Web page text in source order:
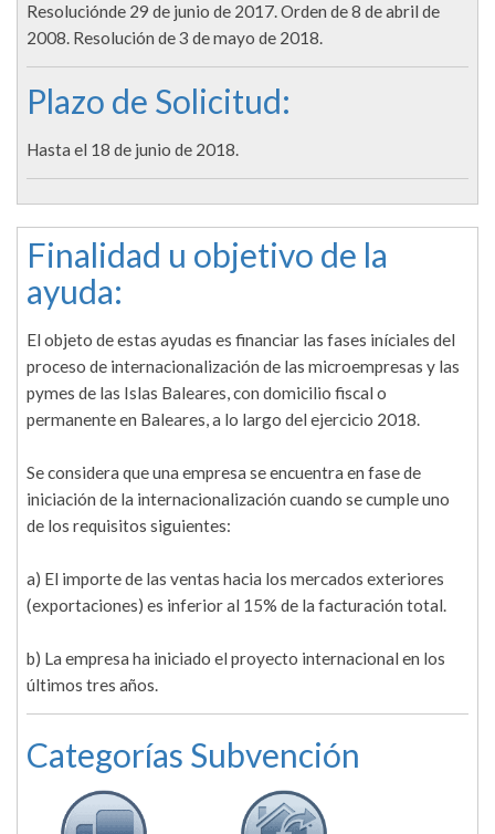
Resoluciónde 29 de junio de 2017. Orden de 8 de abril de
2008. Resolución de 3 de mayo de 2018.
Plazo de Solicitud:
Hasta el 18 de junio de 2018.
Finalidad u objetivo de la
ayuda:
El objeto de estas ayudas es financiar las fases iníciales del
proceso de internacionalización de las microempresas y las
pymes de las Islas Baleares, con domicilio fiscal o
permanente en Baleares, a lo largo del ejercicio 2018.
Se considera que una empresa se encuentra en fase de
iniciación de la internacionalización cuando se cumple uno
de los requisitos siguientes:
a) El importe de las ventas hacia los mercados exteriores
(exportaciones) es inferior al 15% de la facturación total.
b) La empresa ha iniciado el proyecto internacional en los
últimos tres años.
Categorías Subvención